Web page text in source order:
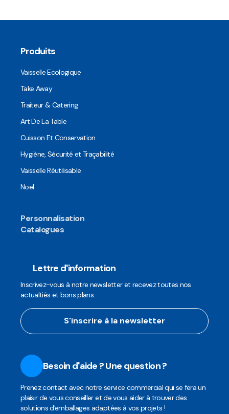
Produits
Vaisselle Ecologique
Take Away
Traiteur & Catering
Art De La Table
Cuisson Et Conservation
Hygiène, Sécurité et Traçabilité
Vaisselle Réutilisable
Noël
Personnalisation
Catalogues
Lettre d'information
Inscrivez-vous à notre newsletter et recevez toutes nos
actualtiés et bons plans.
S'inscrire à la newsletter
Besoin d'aide ? Une question ?
Prenez contact avec notre service commercial qui se fera un
plaisir de vous conseiller et de vous aider à trouver des
solutions d'emballages adaptées à vos projets !